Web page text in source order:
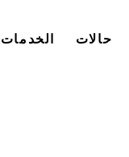
حالات الخدمات